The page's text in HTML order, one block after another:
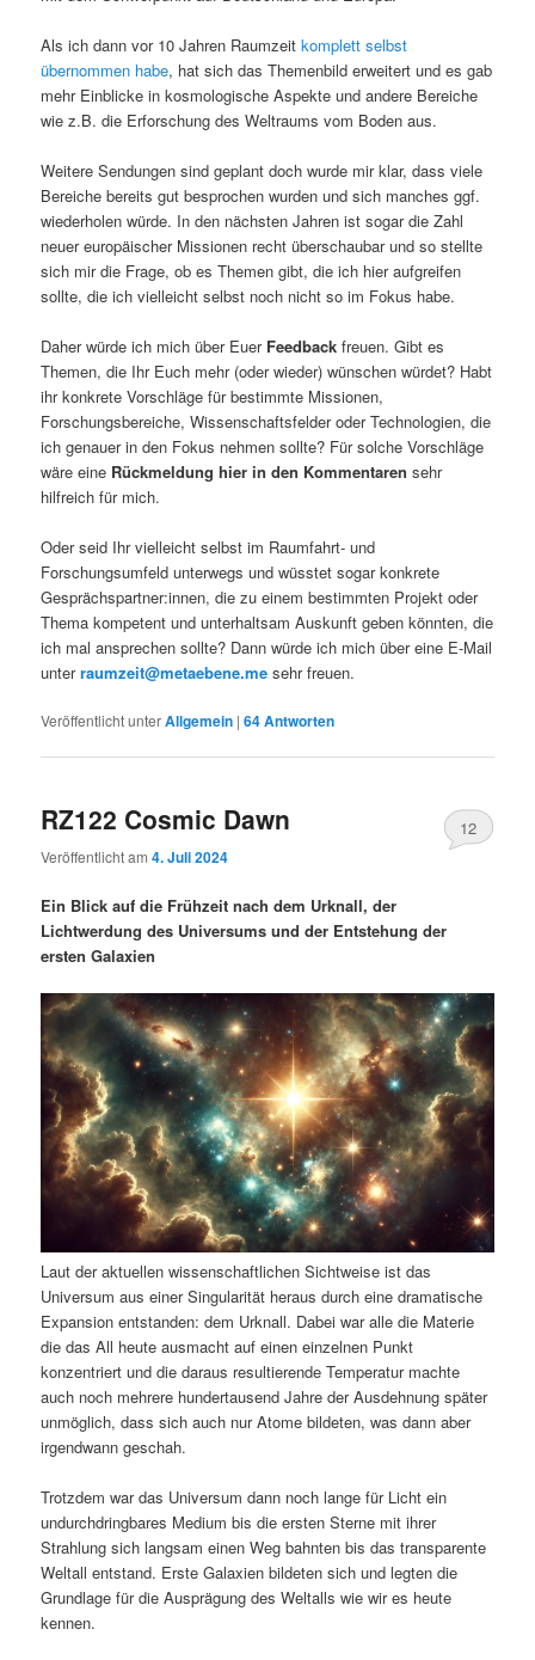
Als ich dann vor 10 Jahren Raumzeitkomplett selbst
übernommen habe, hat sich das Themenbild erweitert und es gab
mehr Einblicke in kosmologische Aspekte und andere Bereiche
wie z.B. die Erforschung des Weltraums vom Boden aus.
Weitere Sendungen sind geplant doch wurde mir klar, dass viele
Bereiche bereits gut besprochen wurden und sich manches ggf.
wiederholen würde. In den nächsten Jahren ist sogar die Zahl
neuer europäischer Missionen recht überschaubar und so stellte
sich mir die Frage, ob es Themen gibt, die ich hier aufgreifen
sollte, die ich vielleicht selbst noch nicht so im Fokus habe.
Daher würde ich mich über Euer Feedback freuen. Gibt es
Themen, die Ihr Euch mehr (oder wieder) wünschen würdet? Habt
ihr konkrete Vorschläge für bestimmte Missionen,
Forschungsbereiche, Wissenschaftsfelder oder Technologien, die
ich genauer in den Fokus nehmen sollte? Für solche Vorschläge
wäre eine Rückmeldung hier in den Kommentaren sehr
hilfreich für mich.
Oder seid Ihr vielleicht selbst im Raumfahrt- und
Forschungsumfeld unterwegs und wüsstet sogar konkrete
Gesprächspartner:innen, die zu einem bestimmten Projekt oder
Thema kompetent und unterhaltsam Auskunft geben könnten, die
ich mal ansprechen sollte? Dann würde ich mich über eine E-Mail
unterraumzeit@metaebene.me sehr freuen.
Veröffentlicht unterAllgemein |64Antworten
RZ122 Cosmic Dawn
Veröffentlicht am4. Juli 2024
12
Ein Blick auf die Frühzeit nach dem Urknall, der
Lichtwerdung des Universums und der Entstehung der
ersten Galaxien
Laut der aktuellen wissenschaftlichen Sichtweise ist das
Universum aus einer Singularität heraus durch eine dramatische
Expansion entstanden: dem Urknall. Dabei war alle die Materie
die das All heute ausmacht auf einen einzelnen Punkt
konzentriert und die daraus resultierende Temperatur machte
auch noch mehrere hundertausend Jahre der Ausdehnung später
unmöglich, dass sich auch nur Atome bildeten, was dann aber
irgendwann geschah.
Trotzdem war das Universum dann noch lange für Licht ein
undurchdringbares Medium bis die ersten Sterne mit ihrer
Strahlung sich langsam einen Weg bahnten bis das transparente
Weltall entstand. Erste Galaxien bildeten sich und legten die
Grundlage für die Ausprägung des Weltalls wie wir es heute
kennen.